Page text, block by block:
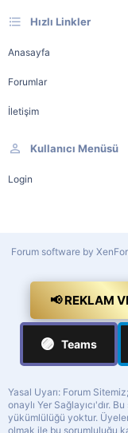
Hızlı Linkler
Anasayfa
Forumlar
İletişim
Kullanıcı Menüsü
Login
Forum software by
📢 REKLAM
🟣 Teams
Yasal Uyarı: Forum
onaylı Yer Sağlayıcı'dır.
yükümlülüğü yoktur.
olmak ile bu sorumluluğu